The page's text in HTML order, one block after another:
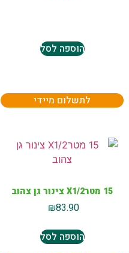
הוספה לסל
לתשלום מיידי
15 מטרX1/2 צינור גן צהוב
₪83.90
הוספה לסל